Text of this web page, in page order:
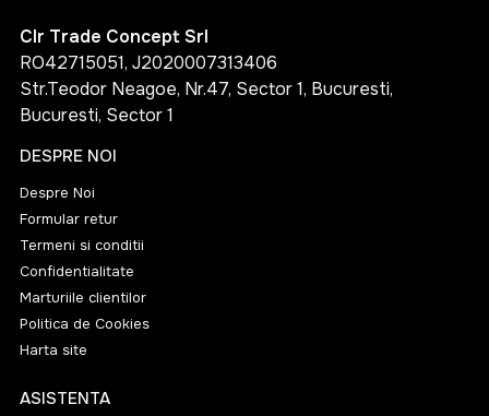
Clr Trade Concept Srl
RO42715051, J2020007313406
Str.Teodor Neagoe, Nr.47, Sector 1, Bucuresti,
Bucuresti, Sector 1
DESPRE NOI
Despre Noi
Formular retur
Termeni si conditii
Confidentialitate
Marturiile clientilor
Politica de Cookies
Harta site
ASISTENTA